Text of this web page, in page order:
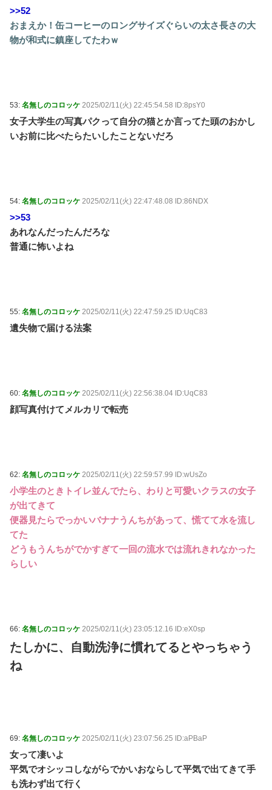
>>52
おまえか！缶コーヒーのロングサイズぐらいの太さ長さの大
物が和式に鎮座してたわｗ
53: 名無しのコロッケ 2025/02/11(火) 22:45:54.58 ID:8psY0
女子大学生の写真パクって自分の猫とか言ってた頭のおかし
いお前に比べたらたいしたことないだろ
54: 名無しのコロッケ 2025/02/11(火) 22:47:48.08 ID:86NDX
>>53
あれなんだったんだろな
普通に怖いよね
55: 名無しのコロッケ 2025/02/11(火) 22:47:59.25 ID:UqC83
遺失物で届ける法案
60: 名無しのコロッケ 2025/02/11(火) 22:56:38.04 ID:UqC83
顔写真付けてメルカリで転売
62: 名無しのコロッケ 2025/02/11(火) 22:59:57.99 ID:wUsZo
小学生のときトイレ並んでたら、わりと可愛いクラスの女子
が出てきて
便器見たらでっかいバナナうんちがあって、慌てて水を流し
てた
どうもうんちがでかすぎて一回の流水では流れきれなかった
らしい
66: 名無しのコロッケ 2025/02/11(火) 23:05:12.16 ID:eX0sp
たしかに、自動洗浄に慣れてるとやっちゃう
ね
69: 名無しのコロッケ 2025/02/11(火) 23:07:56.25 ID:aPBaP
女って凄いよ
平気でオシッコしながらでかいおならして平気で出てきて手
も洗わず出て行く